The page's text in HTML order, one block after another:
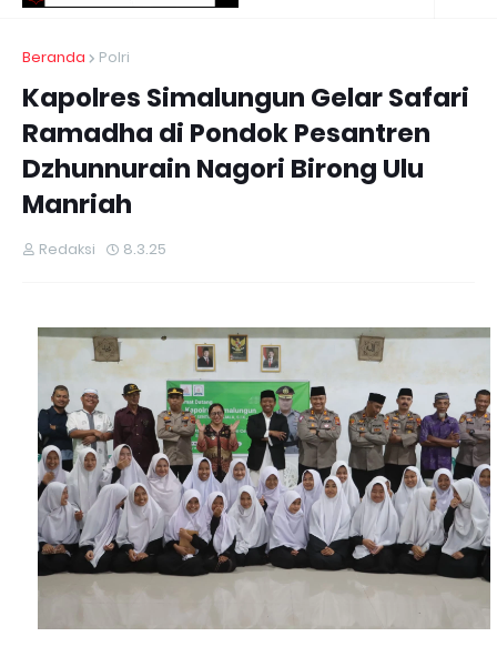
Beranda Polri
Kapolres Simalungun Gelar Safari
Ramadha di Pondok Pesantren
Dzhunnurain Nagori Birong Ulu
Manriah
Redaksi 8.3.25